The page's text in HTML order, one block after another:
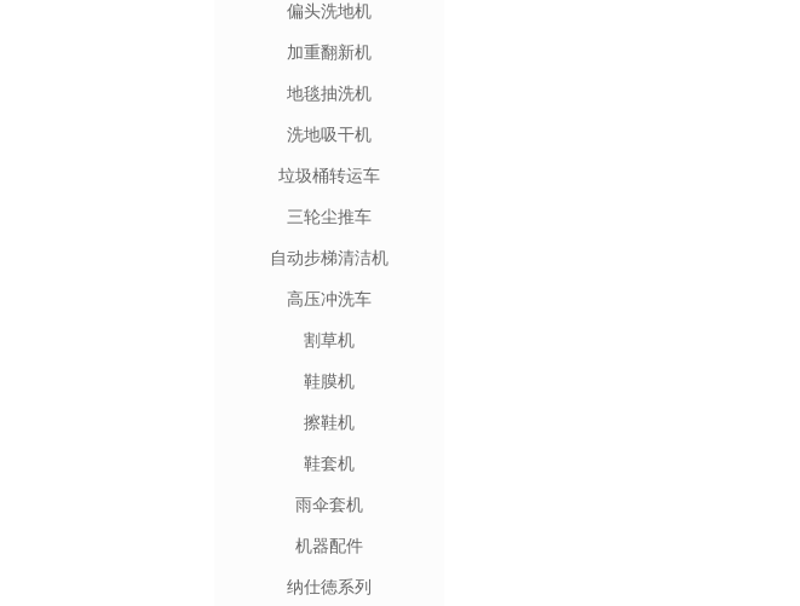
偏头洗地机
加重翻新机
地毯抽洗机
洗地吸干机
垃圾桶转运车
三轮尘推车
自动步梯清洁机
高压冲洗车
割草机
鞋膜机
擦鞋机
鞋套机
雨伞套机
机器配件
纳仕徳系列